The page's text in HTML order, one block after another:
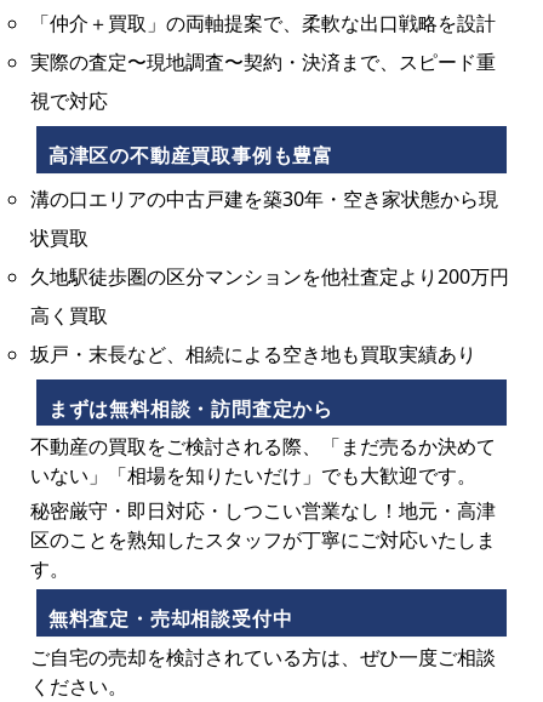
「仲介＋買取」の両軸提案で、柔軟な出口戦略を設計
実際の査定〜現地調査〜契約・決済まで、スピード重
視で対応
高津区の不動産買取事例も豊富
溝の口エリアの中古戸建を築30年・空き家状態から現
状買取
久地駅徒歩圏の区分マンションを他社査定より200万円
高く買取
坂戸・末長など、相続による空き地も買取実績あり
まずは無料相談・訪問査定から
不動産の買取をご検討される際、「まだ売るか決めて
いない」「相場を知りたいだけ」でも大歓迎です。
秘密厳守・即日対応・しつこい営業なし！地元・高津
区のことを熟知したスタッフが丁寧にご対応いたしま
す。
無料査定・売却相談受付中
ご自宅の売却を検討されている方は、ぜひ一度ご相談
ください。